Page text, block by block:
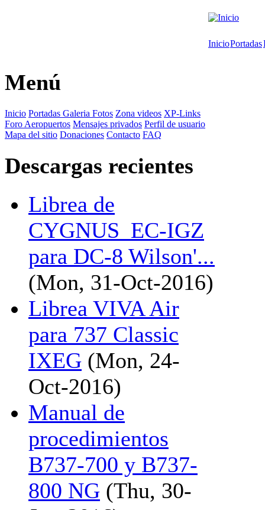
InicioPortadas
Menú
Inicio Portadas Galeria Fotos Zona videos XP-Links
Foro Aeropuertos Mensajes privados Perfil de usuario
Mapa del sitio Donaciones Contacto FAQ
Descargas recientes
Librea de
CYGNUS_EC-IGZ
para DC-8 Wilson'...
(Mon, 31-Oct-2016)
Librea VIVA Air
para 737 Classic
IXEG (Mon, 24-
Oct-2016)
Manual de
procedimientos
B737-700 y B737-
800 NG (Thu, 30-